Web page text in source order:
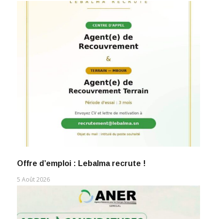
Offre d’emploi : Lebalma recrute !
5 Août 2026